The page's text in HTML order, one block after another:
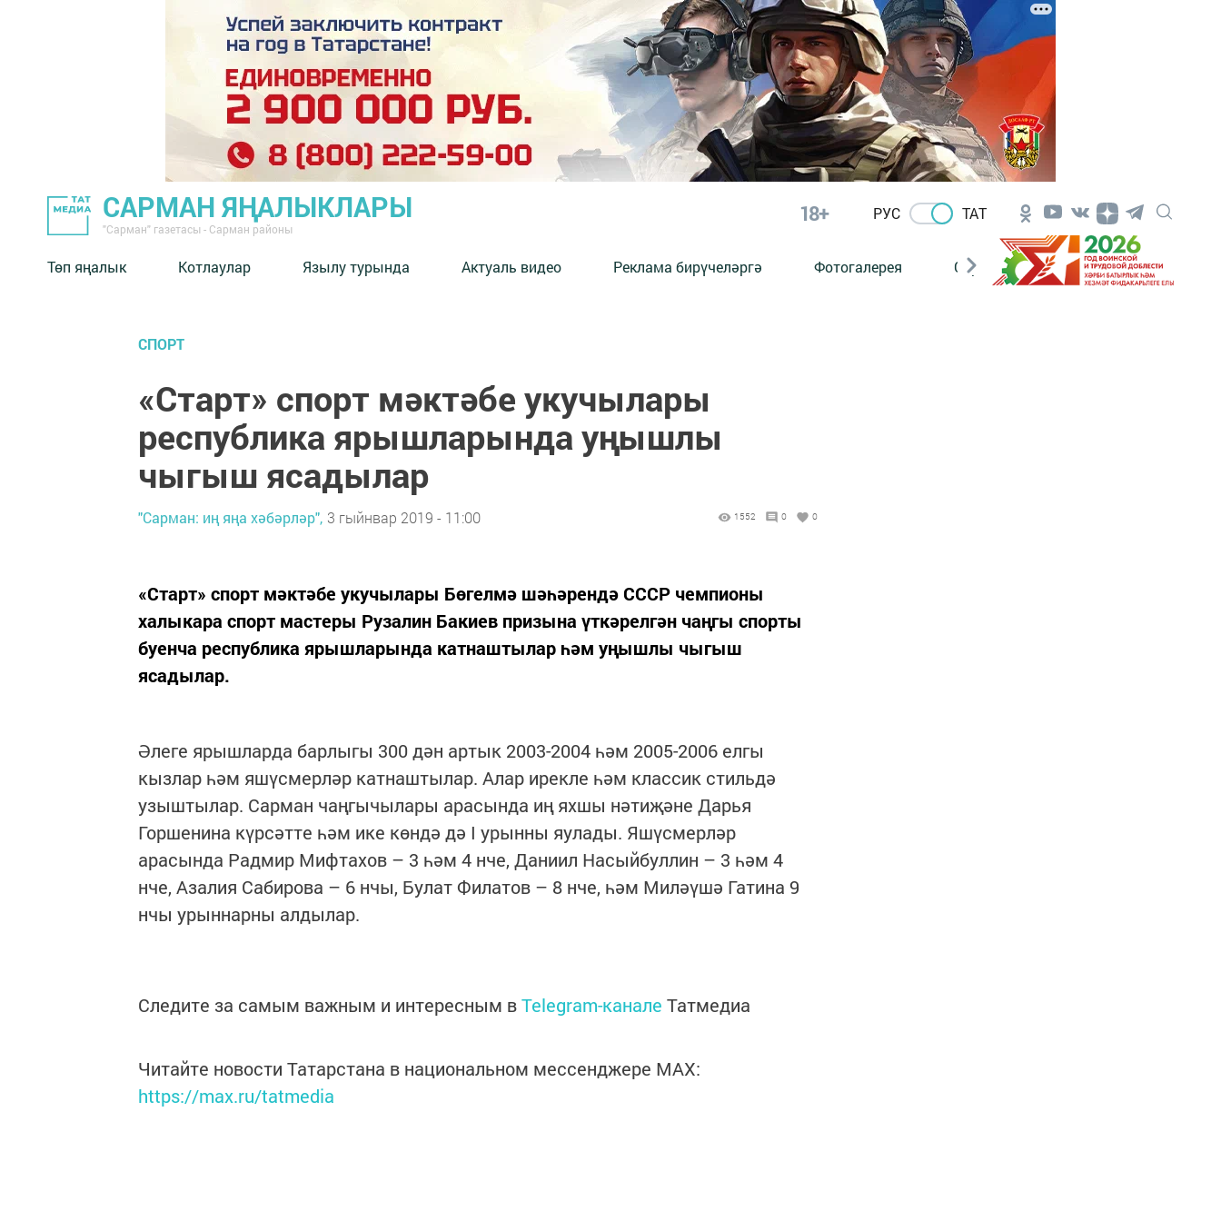
САРМАН ЯҢАЛЫКЛАРЫ
"Сарман" газетасы - Сарман районы
18+ РУС ТАТ
Төп яңалык Котлаулар Язылу турында Актуаль видео Реклама бирүчеләргә Фотогалерея Сораштыру
СПОРТ
«Старт» спорт мәктәбе укучылары
республика ярышларында уңышлы
чыгыш ясадылар
"Сарман: иң яңа хәбәрләр", 3 гыйнвар 2019 - 11:00 1552 0 0
«Старт» спорт мәктәбе укучылары Бөгелмә шәһәрендә СССР чемпионы
халыкара спорт мастеры Рузалин Бакиев призына үткәрелгән чаңгы спорты
буенча республика ярышларында катнаштылар һәм уңышлы чыгыш
ясадылар.
Әлеге ярышларда барлыгы 300 дән артык 2003-2004 һәм 2005-2006 елгы
кызлар һәм яшүсмерләр катнаштылар. Алар ирекле һәм классик стильдә
узыштылар. Сарман чаңгычылары арасында иң яхшы нәтиҗәне Дарья
Горшенина күрсәтте һәм ике көндә дә I урынны яулады. Яшүсмерләр
арасында Радмир Мифтахов – 3 һәм 4 нче, Даниил Насыйбуллин – 3 һәм 4
нче, Азалия Сабирова – 6 нчы, Булат Филатов – 8 нче, һәм Миләүшә Гатина 9
нчы урыннарны алдылар.
Следите за самым важным и интересным вTelegram-канале Татмедиа
Читайте новости Татарстана в национальном мессенджере MАХ:
https://max.ru/tatmedia